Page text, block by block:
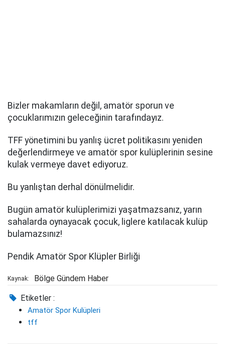
Bizler makamların değil, amatör sporun ve
çocuklarımızın geleceğinin tarafındayız.
TFF yönetimini bu yanlış ücret politikasını yeniden
değerlendirmeye ve amatör spor kulüplerinin sesine
kulak vermeye davet ediyoruz.
Bu yanlıştan derhal dönülmelidir.
Bugün amatör kulüplerimizi yaşatmazsanız, yarın
sahalarda oynayacak çocuk, liglere katılacak kulüp
bulamazsınız!
Pendik Amatör Spor Klüpler Birliği
Kaynak: Bölge Gündem Haber
Etiketler :
Amatör Spor Kulüpleri
tff